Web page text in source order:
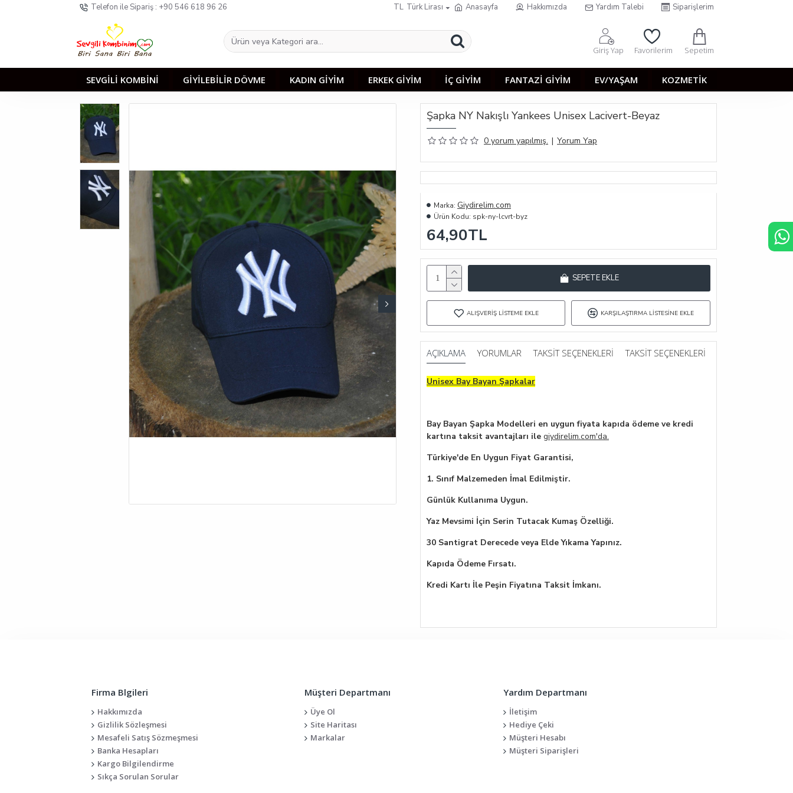
Telefon ile Sipariş : +90 546 618 96 26 TL Türk Lirası Anasayfa Hakkımızda Yardım Talebi Siparişlerim
Giriş Yap Favorilerim Sepetim
SEVGİLİ KOMBİNİ GİYİLEBİLİR DÖVME KADIN GİYİM ERKEK GİYİM İÇ GİYİM FANTAZİ GİYİM EV/YAŞAM KOZMETİK
Şapka NY Nakışlı Yankees Unisex Lacivert-Beyaz
0 yorum yapılmış. | Yorum Yap
64,90TL
Marka: Giydirelim.com
Ürün Kodu: spk-ny-lcvrt-byz
SEPETE EKLE
ALIŞVERIŞ LISTEME EKLE KARŞILAŞTIRMA LISTESINE EKLE
AÇIKLAMA YORUMLAR TAKSIT SEÇENEKLERI TAKSIT SEÇENEKLERI
Unisex Bay Bayan Şapkalar
Bay Bayan Şapka Modelleri en uygun fiyata kapıda ödeme ve kredi
kartına taksit avantajları ile giydirelim.com'da.
Türkiye'de En Uygun Fiyat Garantisi,
1. Sınıf Malzemeden İmal Edilmiştir.
Günlük Kullanıma Uygun.
Yaz Mevsimi İçin Serin Tutacak Kumaş Özelliği.
30 Santigrat Derecede veya Elde Yıkama Yapınız.
Kapıda Ödeme Fırsatı.
Kredi Kartı İle Peşin Fiyatına Taksit İmkanı.
Firma Blgileri
Hakkımızda
Gizlilik Sözleşmesi
Mesafeli Satış Sözmeşmesi
Banka Hesapları
Kargo Bilgilendirme
Sıkça Sorulan Sorular
Müşteri Departmanı
Üye Ol
Site Haritası
Markalar
Yardım Departmanı
İletişim
Hediye Çeki
Müşteri Hesabı
Müşteri Siparişleri